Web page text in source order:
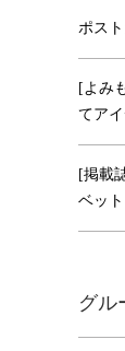
ポス
[よみ
てア
[掲載
ベット
グル